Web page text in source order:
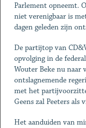
Parlement opneemt.
niet verenigbaar is
dagen geleden zijn
De partijtop van
opvolging in de
Wouter Beke nu naar
ontslagnemende
met het
Geens zal Peeters als
Het aanduiden van